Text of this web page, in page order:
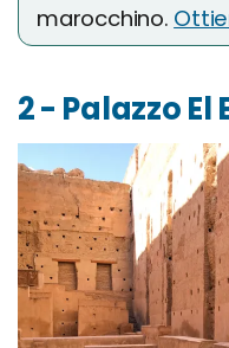
marocchino.
2 - Palazzo El